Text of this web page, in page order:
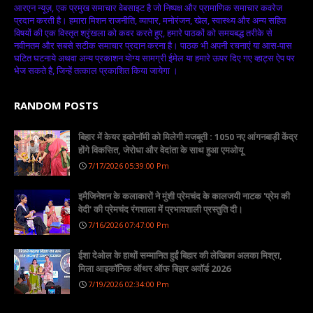
आरएन न्यूज़, एक प्रमुख समाचार वेबसाइट है जो निष्पक्ष और प्रामाणिक समाचार कवरेज
प्रदान करती है। हमारा मिशन राजनीति, व्यापार, मनोरंजन, खेल, स्वास्थ्य और अन्य सहित
विषयों की एक विस्तृत श्रृंखला को कवर करते हुए, हमारे पाठकों को समयबद्ध तरीके से
नवीनतम और सबसे सटीक समाचार प्रदान करना है। पाठक भी अपनी रचनाएं या आस-पास
घटित घटनाये अथवा अन्य प्रकाशन योग्य सामग्री ईमेल या हमारे ऊपर दिए गए व्हाट्स ऐप पर
भेज सकते है, जिन्हें तत्काल प्रकाशित किया जायेगा ।
RANDOM POSTS
बिहार में केयर इकोनॉमी को मिलेगी मजबूती : 1050 नए आंगनबाड़ी केंद्र
होंगे विकसित, जेरोधा और वेदांता के साथ हुआ एमओयू
7/17/2026 05:39:00 Pm
इमैजिनेशन के कलाकारों ने मुंशी प्रेमचंद के कालजयी नाटक 'प्रेम की
वेदी' की प्रेमचंद रंगशाला में प्रभावशाली प्रस्तुति दी।
7/16/2026 07:47:00 Pm
ईशा देओल के हाथों सम्मानित हुईं बिहार की लेखिका अलका मिश्रा,
मिला आइकॉनिक ऑथर ऑफ बिहार अवॉर्ड 2026
7/19/2026 02:34:00 Pm